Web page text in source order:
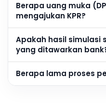
Berapa uang muka
mengajukan KPR?
Apakah hasil simulasi
yang ditawarkan
Berapa lama proses